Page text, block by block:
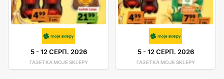
5-12 СЕРП. 2026
ГАЗЕТКА MOJE SKLEPY
5-12 СЕРП. 2026
ГАЗЕТКА MOJE SKLEPY